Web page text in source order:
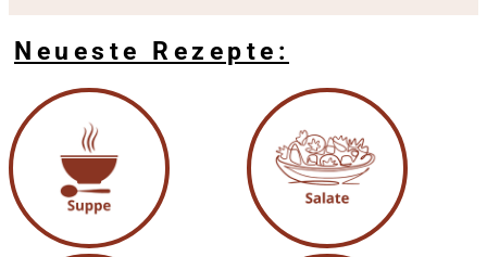
Neueste Rezepte: